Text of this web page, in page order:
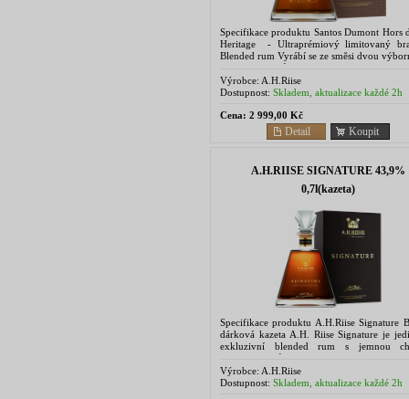
Specifikace produktu Santos Dumont Hors
Heritage - Ultraprémiový limitovaný
Blended rum Vyrábí se ze směsi dvou
kvalitních rumů, které pocházejí z
Výrobce: A.H.Riise
Dostupnost: Skladem, aktualizace každé 2h
Cena: 2 999,00 Kč
Koupit
Detail
A.H.RIISE SIGNATURE 43,9%
0,7l(kazeta)
Specifikace produktu A.H.Riise Signature
dárková kazeta A.H. Riise Signature je
exkluzivní blended rum s jemnou
osvěžující vůní. Je vyroben ze
nejlepších a...
Výrobce: A.H.Riise
Dostupnost: Skladem, aktualizace každé 2h